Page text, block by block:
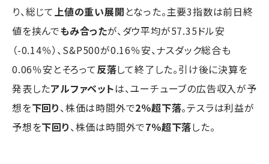
り、総じて 上値の重い展開 となった。主要3指数は前日終
値を挟んでもみ合ったが、ダウ平均が57.35ドル安
（-0.14％）、S&P500が0.16％安、ナスダック総合も
0.06％安とそろって反落して終了した。引け後に決算を
発表したアルファベットは、ユーチューブの広告収入が予
想を下回り、株価は時間外で2％超下落。テスラは利益が
予想を下回り、株価は時間外で7％超下落した。